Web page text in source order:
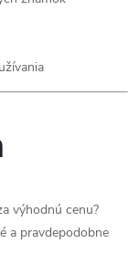
výhodnú cenu?
a pravdepodobne